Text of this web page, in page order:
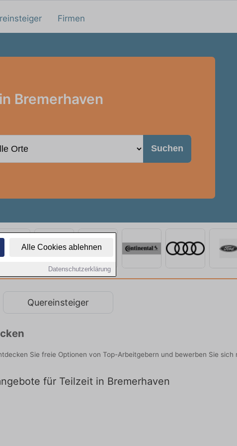
Alle Cookies ablehnen
Datenschutzerklärung
Firmen
Bremerhaven
Suchen
Quereinsteiger
Sie freie Optionen von Top-Arbeitgebern und bewerben Sie sich
für Teilzeit in Bremerhaven